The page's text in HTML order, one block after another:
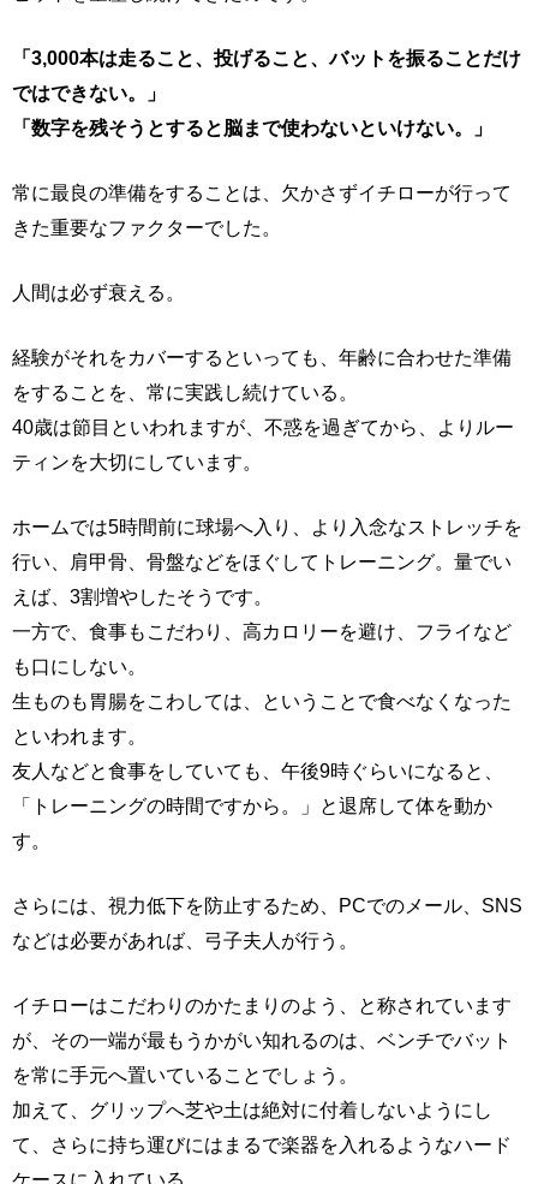
「3,000本は走ること、投げること、バットを振ることだけ
ではできない。」
「数字を残そうとすると脳まで使わないといけない。」
常に最良の準備をすることは、欠かさずイチローが行って
きた重要なファクターでした。
人間は必ず衰える。
経験がそれをカバーするといっても、年齢に合わせた準備
をすることを、常に実践し続けている。
40歳は節目といわれますが、不惑を過ぎてから、よりルー
ティンを大切にしています。
ホームでは5時間前に球場へ入り、より入念なストレッチを
行い、肩甲骨、骨盤などをほぐしてトレーニング。量でい
えば、3割増やしたそうです。
一方で、食事もこだわり、高カロリーを避け、フライなど
も口にしない。
生ものも胃腸をこわしては、ということで食べなくなった
といわれます。
友人などと食事をしていても、午後9時ぐらいになると、
「トレーニングの時間ですから。」と退席して体を動か
す。
さらには、視力低下を防止するため、PCでのメール、SNS
などは必要があれば、弓子夫人が行う。
イチローはこだわりのかたまりのよう、と称されています
が、その一端が最もうかがい知れるのは、ベンチでバット
を常に手元へ置いていることでしょう。
加えて、グリップへ芝や土は絶対に付着しないようにし
て、さらに持ち運びにはまるで楽器を入れるようなハード
ケースに入れている。